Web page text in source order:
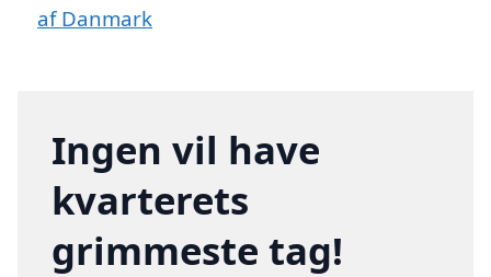
af Danmark
Ingen vil have
kvarterets
grimmeste tag!